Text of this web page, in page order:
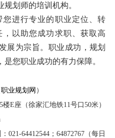
划师的培训机构。
进行专业的职业定位、转
以助您成功求职、获取高
展为宗旨。职业成功，规划
您职业成功的有力保障。
职业规划网 ）
楼E座（徐家汇地铁11号口50米）
：021-64412544 ；64872767 （每日